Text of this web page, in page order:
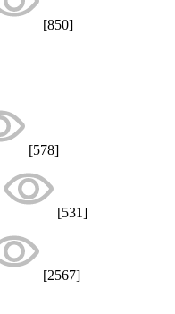
[850]
[578]
[531]
[2567]